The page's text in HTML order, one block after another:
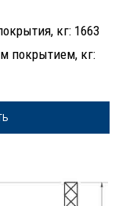
кг: 1663
покрытием, кг: